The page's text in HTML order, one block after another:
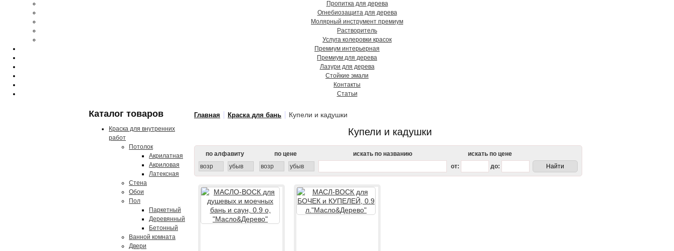
Пропитка для дерева
Огнебиозащита для дерева
Молярный инструмент премиум
Растворитель
Услуга колеровки красок
Премиум интерьерная
Премиум для дерева
Лазури для дерева
Стойкие эмали
Контакты
Статьи
Каталог товаров
Краска для внутренних
работ
Потолок
Акрилатная
Акриловая
Латексная
Стена
Обои
Пол
Паркетный
Деревянный
Бетонный
Ванной комната
Двери
Главная Краска для бань Купели и кадушки
Купели и кадушки
по алфавиту по цене искать по названию
искать по цене
возр
убыв возр убыв от: до: